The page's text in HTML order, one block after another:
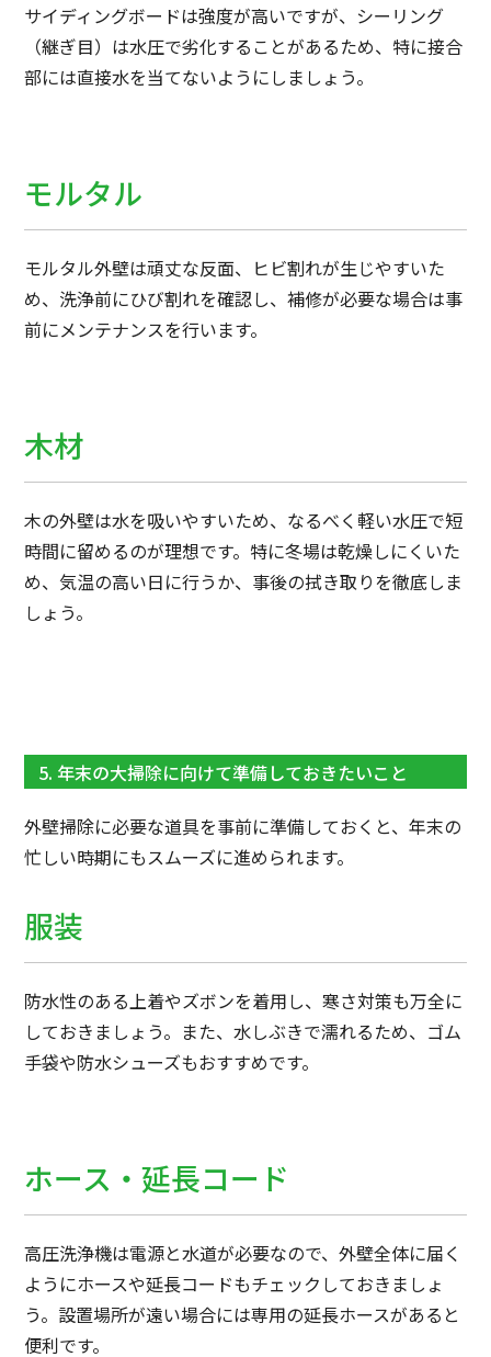
サイディングボードは強度が高いですが、シーリング
（継ぎ目）は水圧で劣化することがあるため、特に接合
部には直接水を当てないようにしましょう。
モルタル
モルタル外壁は頑丈な反面、ヒビ割れが生じやすいた
め、洗浄前にひび割れを確認し、補修が必要な場合は事
前にメンテナンスを行います。
木材
木の外壁は水を吸いやすいため、なるべく軽い水圧で短
時間に留めるのが理想です。特に冬場は乾燥しにくいた
め、気温の高い日に行うか、事後の拭き取りを徹底しま
しょう。
5. 年末の大掃除に向けて準備しておきたいこと
外壁掃除に必要な道具を事前に準備しておくと、年末の
忙しい時期にもスムーズに進められます。
服装
防水性のある上着やズボンを着用し、寒さ対策も万全に
しておきましょう。また、水しぶきで濡れるため、ゴム
手袋や防水シューズもおすすめです。
ホース・延長コード
高圧洗浄機は電源と水道が必要なので、外壁全体に届く
ようにホースや延長コードもチェックしておきましょ
う。設置場所が遠い場合には専用の延長ホースがあると
便利です。